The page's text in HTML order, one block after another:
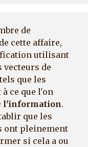
de
cette affaire,
utilisant
de
que les
ce que l'on
l'information.
que les
ont pleinement
si cela a ou